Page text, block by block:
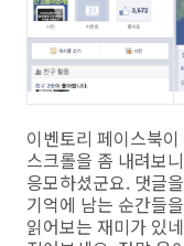
이벤토리 페이스북
스크롤을 좀 내려보
응모하셨군요. 댓글
기억에 남는 순간들
읽어보는 재미가 있